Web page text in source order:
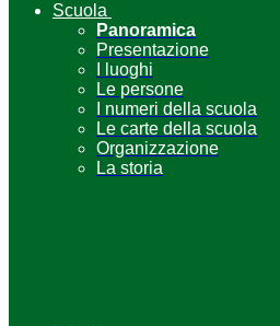
Scuola
Panoramica
Presentazione
I luoghi
Le persone
I numeri della scuola
Le carte della scuola
Organizzazione
La storia